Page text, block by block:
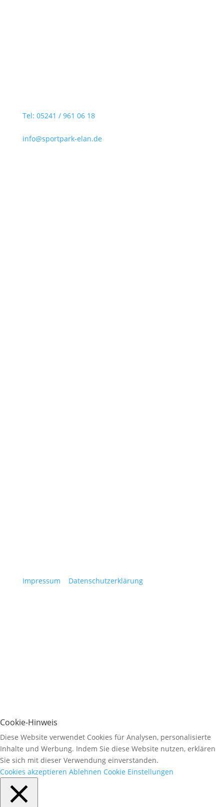
Tel: 05241 / 961 06 18
info@sportpark-elan.de
Impressum Datenschutzerklärung
Cookie-Hinweis
Diese Website verwendet Cookies für Analysen, personalisierte
Inhalte und Werbung. Indem Sie diese Website nutzen, erklären
Sie sich mit dieser Verwendung einverstanden.
Cookies akzeptieren Ablehnen Cookie Einstellungen